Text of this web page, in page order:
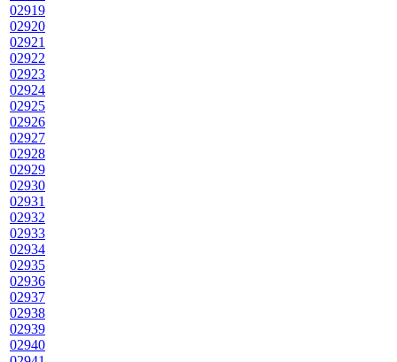
02919
02920
02921
02922
02923
02924
02925
02926
02927
02928
02929
02930
02931
02932
02933
02934
02935
02936
02937
02938
02939
02940